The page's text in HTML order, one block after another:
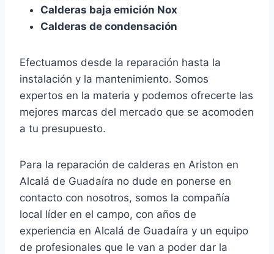
Calderas baja emición Nox
Calderas de condensación
Efectuamos desde la reparación hasta la
instalación y la mantenimiento. Somos
expertos en la materia y podemos ofrecerte las
mejores marcas del mercado que se acomoden
a tu presupuesto.
Para la reparación de calderas en Ariston en
Alcalá de Guadaíra no dude en ponerse en
contacto con nosotros, somos la compañía
local líder en el campo, con años de
experiencia en Alcalá de Guadaíra y un equipo
de profesionales que le van a poder dar la